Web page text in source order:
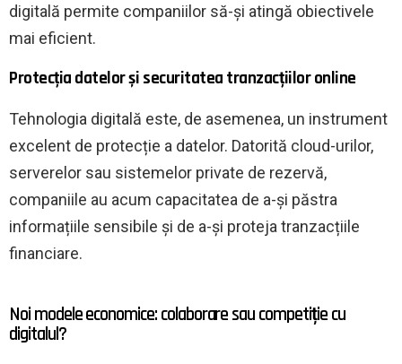
digitală permite companiilor să-și atingă obiectivele
mai eficient.
Protecția datelor și securitatea tranzacțiilor online
Tehnologia digitală este, de asemenea, un instrument
excelent de protecție a datelor. Datorită cloud-urilor,
serverelor sau sistemelor private de rezervă,
companiile au acum capacitatea de a-și păstra
informațiile sensibile și de a-și proteja tranzacțiile
financiare.
Noi modele economice: colaborare sau competiție cu
digitalul?